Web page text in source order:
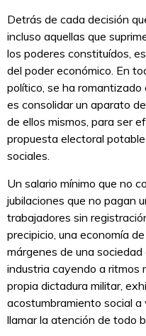
Detrás de cada decisión
incluso aquellas que
los poderes constituídos,
del poder económico. En
político, se ha romantizado
es consolidar un aparato
de ellos mismos, para ser
propuesta electoral
sociales.
Un salario mínimo que no
jubilaciones que no pagan
trabajadores sin
precipicio, una economía
márgenes de una
industria cayendo a ritmos
propia dictadura militar,
acostumbramiento social a
llamar la atención de todo